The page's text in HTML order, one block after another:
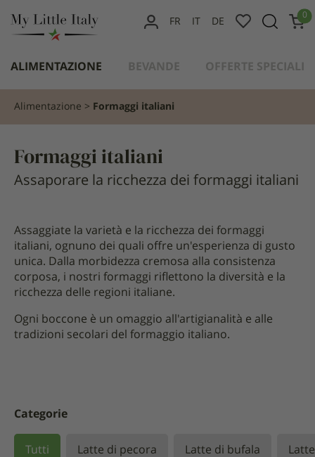
ALIMENTAZIONE BEVANDE OFFERTE SPECIALI
ACCOUNT
FR DE
0
Alimentazione Formaggi italiani
Formaggi italiani
Assaporare la ricchezza dei formaggi italiani
Assaggiate la varietà e la ricchezza dei formaggi
italiani, ognuno dei quali offre un'esperienza di gusto
unica. Dalla morbidezza cremosa alla consistenza
corposa, i nostri formaggi riflettono la diversità e la
ricchezza delle regioni italiane.
Ogni boccone è un omaggio all'artigianalità e alle
tradizioni secolari del formaggio italiano.
Categorie
Tutti Latte di pecora Latte di bufala